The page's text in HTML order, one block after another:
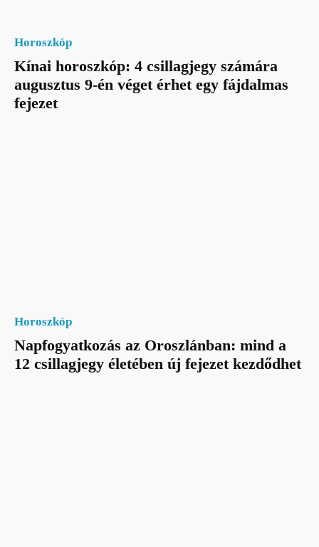
Horoszkóp
Kínai horoszkóp: 4 csillagjegy számára
augusztus 9-én véget érhet egy fájdalmas
fejezet
Horoszkóp
Napfogyatkozás az Oroszlánban: mind a
12 csillagjegy életében új fejezet kezdődhet